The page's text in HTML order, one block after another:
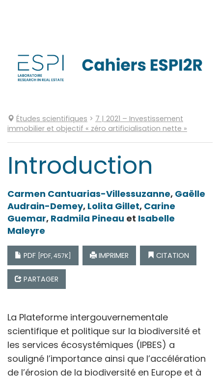
contenu
Études scientifiques > 7 | 2021 – Investissement
immobilier et objectif « zéro artificialisation nette »
Introduction
Carmen Cantuarias-Villessuzanne, Gaëlle
Audrain-Demey, Lolita Gillet, Carine
Guemar, Radmila Pineau et Isabelle
Maleyre
PDF [PDF, 457K] IMPRIMER CITATION
PARTAGER
La Plateforme intergouvernementale
scientifique et politique sur la biodiversité et
les services écosystémiques (IPBES) a
souligné l’importance ainsi que l’accélération
de l’érosion de la biodiversité en Europe et à